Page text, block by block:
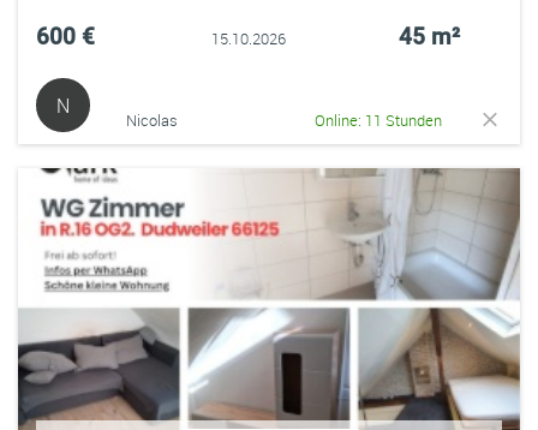
600 € 15.10.2026 45 m²
N
Nicolas Online: 11 Stunden